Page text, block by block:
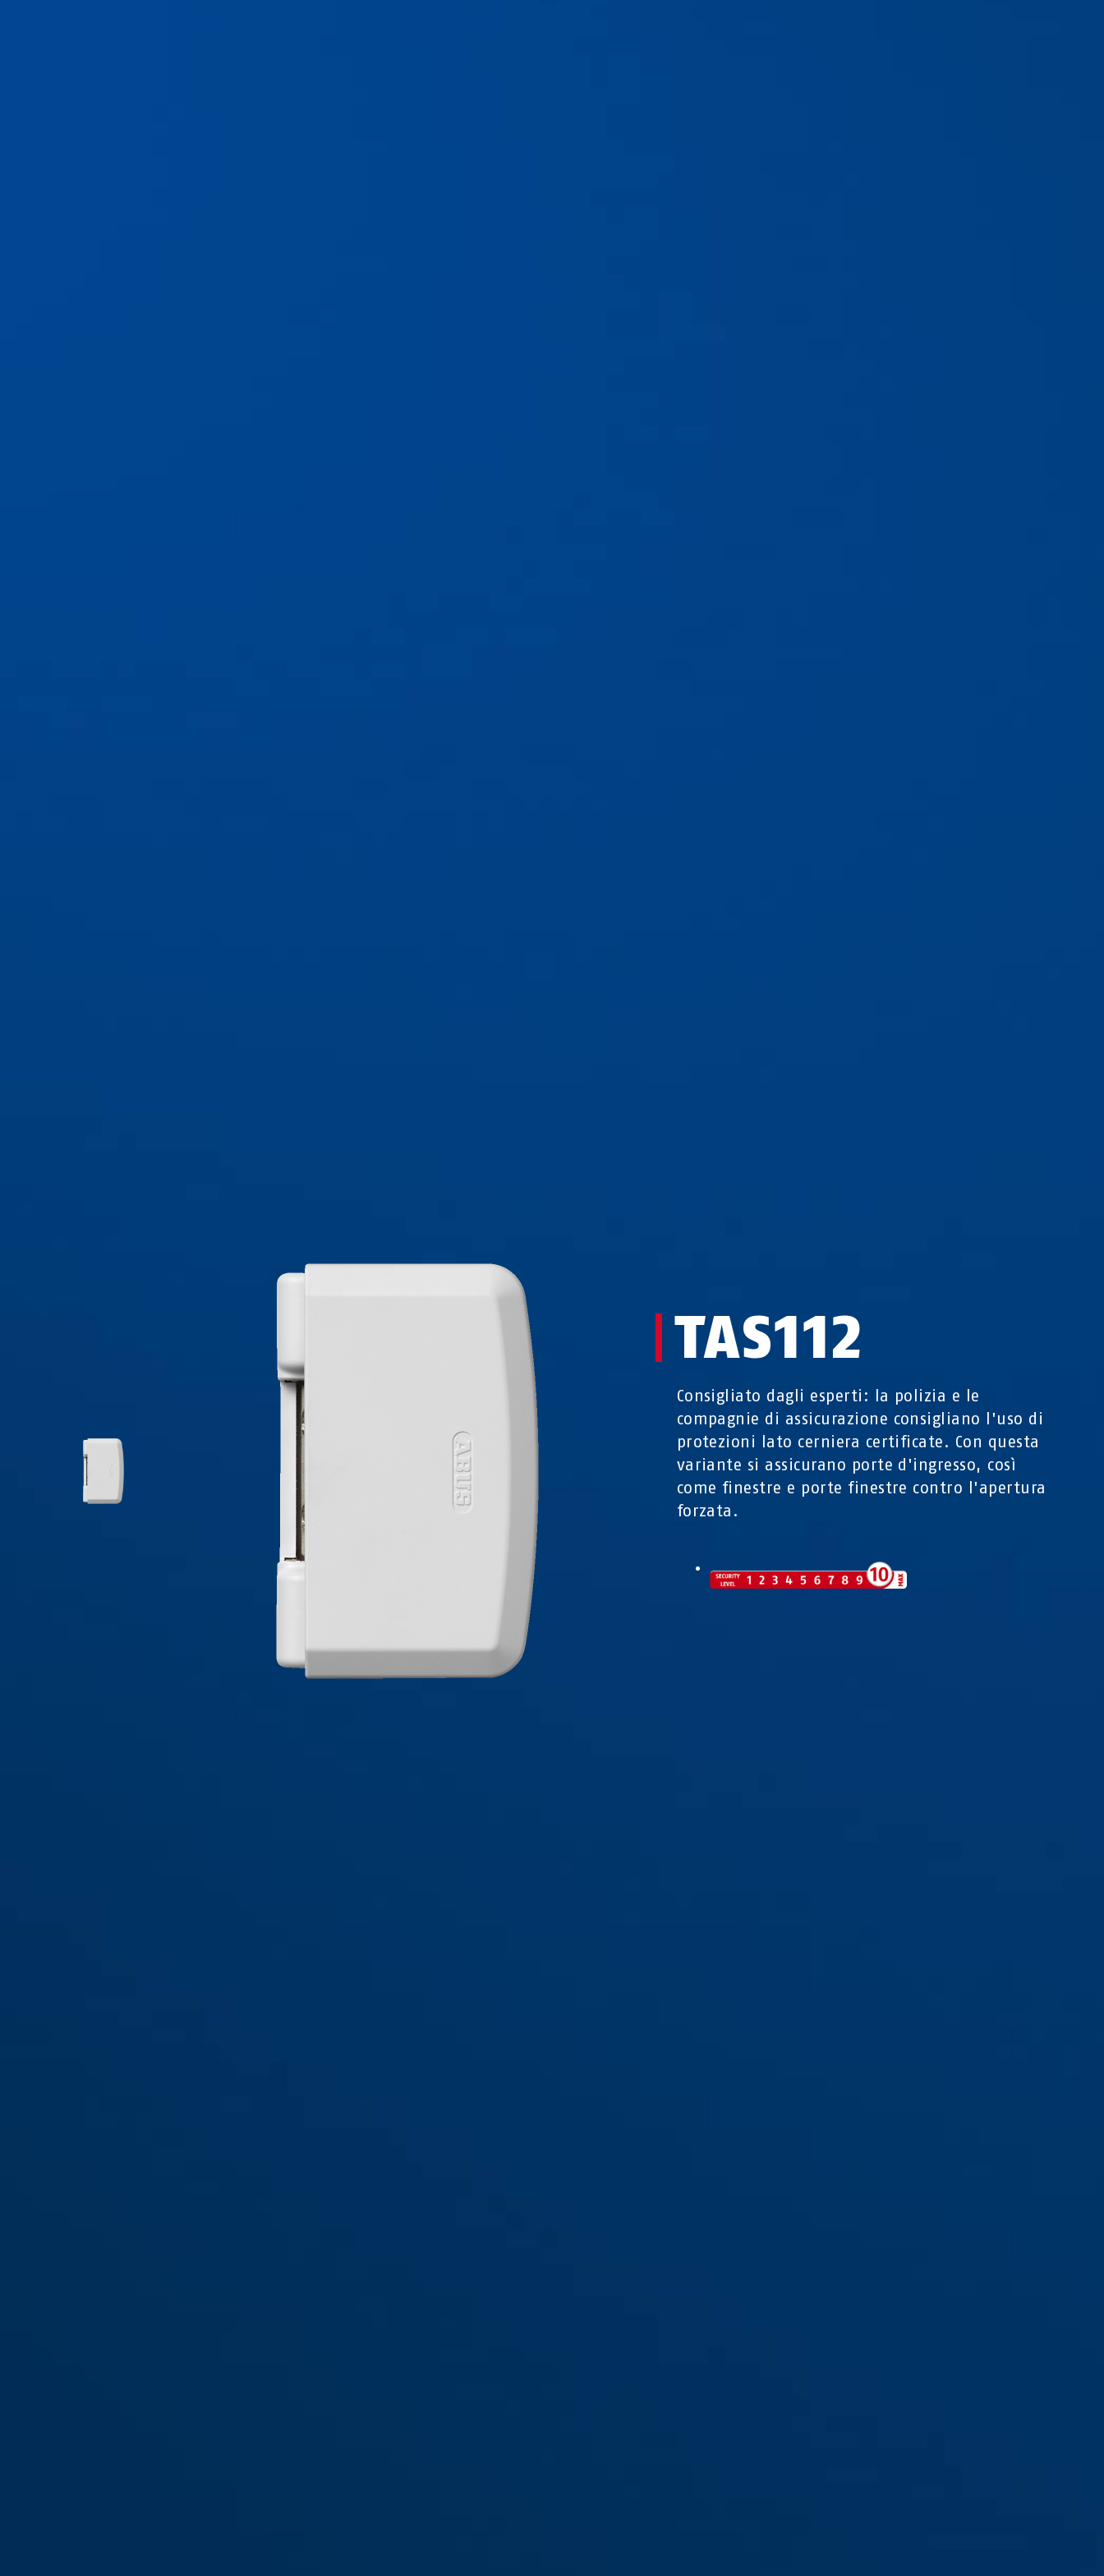
TAS112
Consigliato dagli esperti: la polizia e le
compagnie di assicurazione consigliano l'uso di
protezioni lato cerniera certificate. Con questa
variante si assicurano porte d'ingresso, così
come finestre e porte finestre contro l'apertura
forzata.